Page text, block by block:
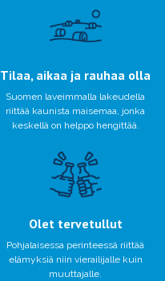
Tilaa, aikaa ja rauhaa olla
Suomen laveimmalla lakeudella
riittää kaunista maisemaa, jonka
keskellä on helppo hengittää.
Olet tervetullut
Pohjalaisessa perinteessä riittää
elämyksiä niin vierailijalle kuin
muuttajalle.